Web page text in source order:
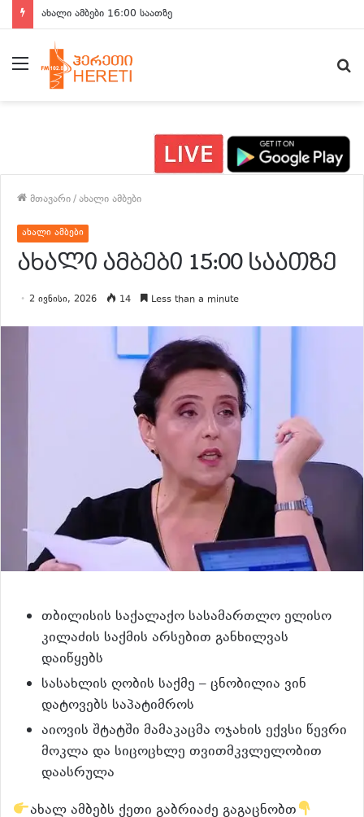
ახალი ამბები 15:00 საათზე
მენიუ
მთავარი/ახალი ამბები
ახალი ამბები
ახალი ამბები 15:00 საათზე
2 ივნისი, 2026 14 Less than a minute
თბილისის საქალაქო სასამართლო ელისო
კილაძის საქმის არსებით განხილვას
დაიწყებს
სასახლის ღობის საქმე – ცნობილია ვინ
დატოვებს საპატიმროს
აიოვის შტატში მამაკაცმა ოჯახის ექვსი წევრი
მოკლა და სიცოცხლე თვითმკვლელობით
დაასრულა
ახალ ამბებს ქეთი გაბრიაძე გაგაცნობთ